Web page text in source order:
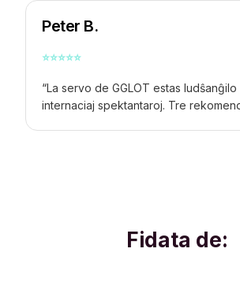
Peter B.
⭐⭐⭐⭐⭐
“La servo de GGLOT estas
internaciaj spektantaroj. Tre
Fidata de: